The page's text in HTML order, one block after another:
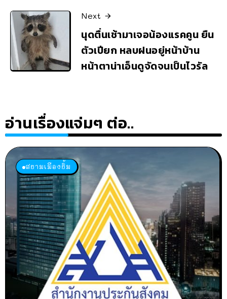
Next
นุดตื่นเช้ามาเจอน้องแรคคูน ยืน
ตัวเปียก หลบฝนอยู่หน้าบ้าน
หน้าตาน่าเอ็นดูจัดจนเป็นไวรัล
อ่านเรื่องแจ่มๆ ต่อ..
สยามเมืองยิ้ม